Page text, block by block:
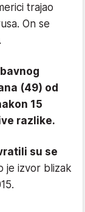
trajao
On se
(49) od
15
razlike.
su se
je izvor blizak